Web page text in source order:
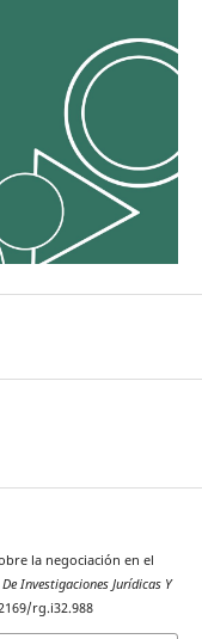
la negociación en el
Investigaciones Jurídicas Y
rg.i32.988